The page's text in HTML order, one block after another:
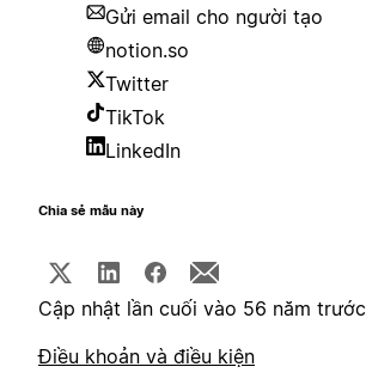
Gửi email cho người tạo
notion.so
Twitter
TikTok
LinkedIn
Chia sẻ mẫu này
Cập nhật lần cuối vào 56 năm trước
Điều khoản và điều kiện